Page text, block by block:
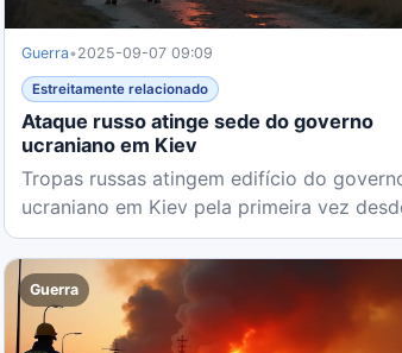
Guerra•2025-09-07 09:09
Estreitamente relacionado
Ataque russo atinge sede do governo
ucraniano em Kiev
Tropas russas atingem edifício do
ucraniano em Kiev pela primeira vez
invasão, matando 3 civis em...
Guerra